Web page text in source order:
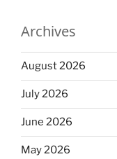
Archives
August 2026
July 2026
June 2026
May 2026